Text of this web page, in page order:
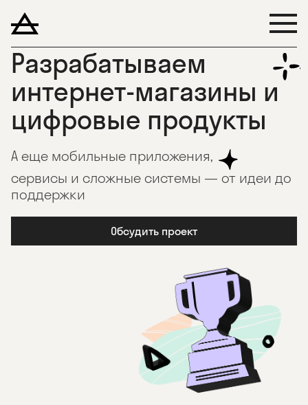
Разрабатываем
интернет-магазины и
цифровые продукты
А еще мобильные приложения,
сервисы и сложные системы — от идеи до
поддержки
Обсудить проект